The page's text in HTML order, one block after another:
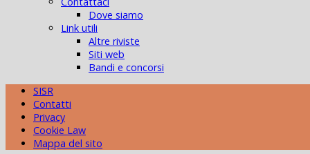
Dove siamo
Link utili
Altre riviste
Siti web
Bandi e concorsi
SISR
Contatti
Privacy
Cookie Law
Mappa del sito